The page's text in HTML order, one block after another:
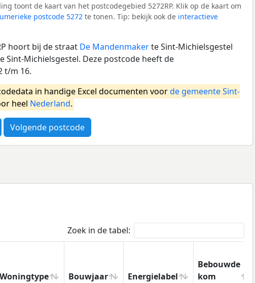
toont de kaart van het postcodegebied 5272RP. Klik op de kaart om
postcode 5272 te tonen. Tip: bekijk ook de interactieve
hoort bij de straat De Mandenmakerte Sint-Michielsgestel
Sint-Michielsgestel. Deze postcode heeft de
t/m 16.
in handige Excel documenten voorde gemeente Sint-
heel Nederland.
Volgende postcode
Zoek in de tabel:
Woningtype Bouwjaar Energielabel
Bebouwde
kom